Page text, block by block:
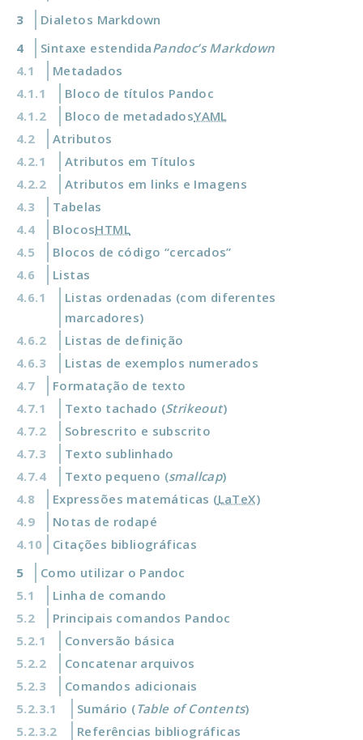
Dialetos Markdown
Sintaxe estendidaPandoc’s Markdown
Metadados
Bloco de títulos Pandoc
Bloco de metadadosYAML
Atributos
Atributos em Títulos
Atributos em links e Imagens
Tabelas
BlocosHTML
Blocos de código “cercados”
Listas
Listas ordenadas (com diferentes
marcadores)
Listas de definição
Listas de exemplos numerados
Formatação de texto
Texto tachado (Strikeout)
Sobrescrito e subscrito
Texto sublinhado
Texto pequeno (smallcap)
Expressões matemáticas (LaTeX)
Notas de rodapé
Citações bibliográficas
Como utilizar o Pandoc
Linha de comando
Principais comandos Pandoc
Conversão básica
Concatenar arquivos
Comandos adicionais
Sumário (Table of Contents)
Referências bibliográficas